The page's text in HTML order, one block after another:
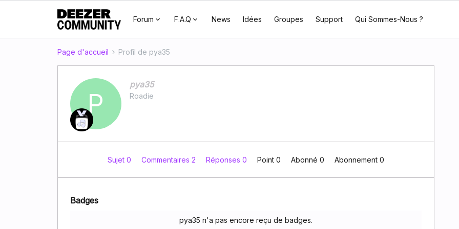
Forum F.A.Q News Idées Groupes Support Qui Sommes-Nous ?
Page d'accueil Profil de pya35
P
pya35
Roadie
Sujet 0 Commentaires 2 Réponses 0 Point 0 Abonné 0 Abonnement 0
Badges
pya35 n'a pas encore reçu de badges.